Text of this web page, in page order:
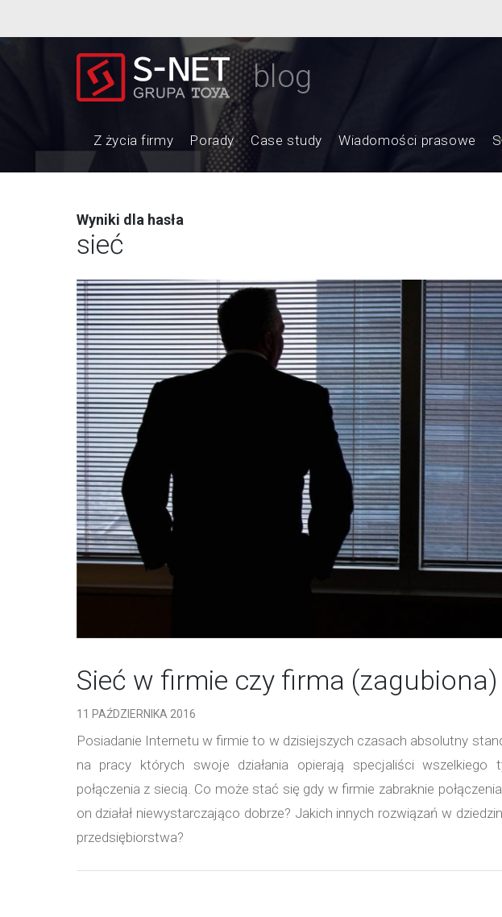
blog
Z życia firmy Porady Case study Wiadomości prasowe
Wyniki dla hasła
sieć
Sieć w firmie czy firma (zagubiona)
11 PAŹDZIERNIKA 2016
Posiadanie Internetu w firmie to w dzisiejszych czasach absolutny
na pracy których swoje działania opierają specjaliści wszelkiego
połączenia z siecią. Co może stać się gdy w firmie zabraknie
on działał niewystarczająco dobrze? Jakich innych rozwiązań w
przedsiębiorstwa?